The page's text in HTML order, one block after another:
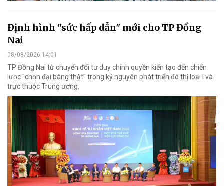
Định hình "sức hấp dẫn" mới cho TP Đồng
Nai
08/08/2026 14:01
TP Đồng Nai từ chuyển đổi tư duy chính quyền kiến tạo đến chiến
lược "chọn đại bàng thật" trong kỷ nguyên phát triển đô thị loại I và
trực thuộc Trung ương.